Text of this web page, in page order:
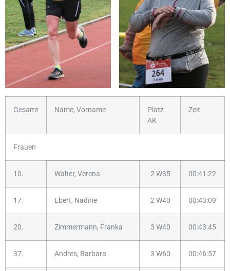
Gesamt Name, Vorname
Platz
AK
Zeit
Frauen
10. Walter, Verena 2 W35 00:41:22
17. Ebert, Nadine 2 W40 00:43:09
20. Zimmermann, Franka 3 W40 00:43:45
37. Andres, Barbara 3 W60 00:46:57